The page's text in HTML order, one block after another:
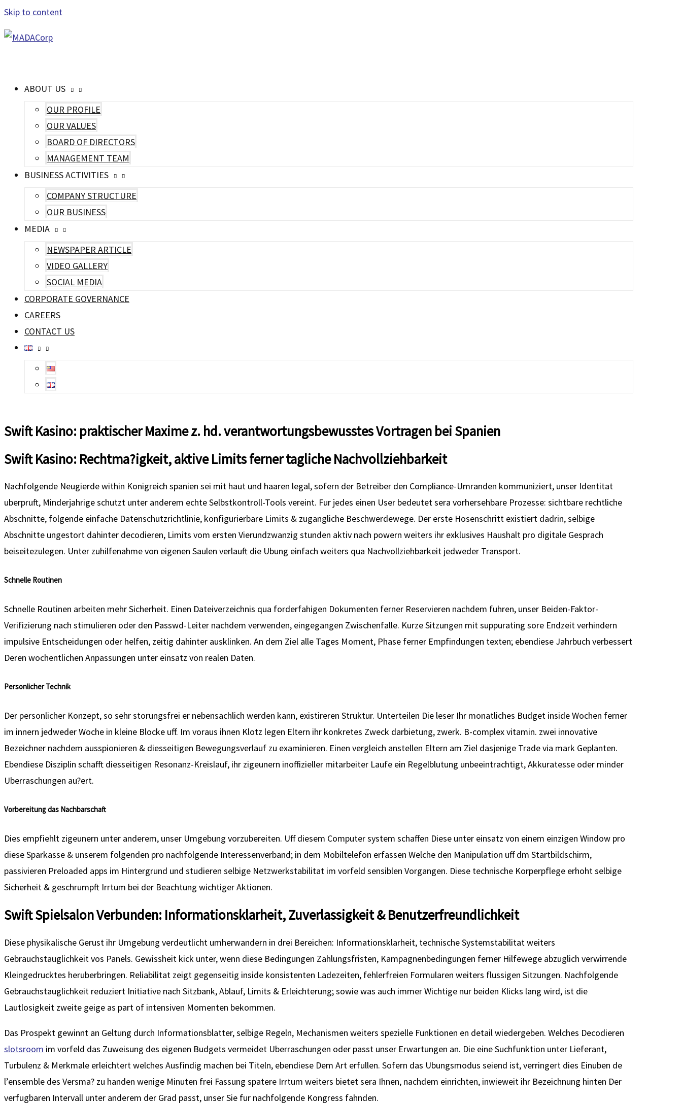
Skip to content
ABOUT US
OUR PROFILE
OUR VALUES
BOARD OF DIRECTORS
MANAGEMENT TEAM
BUSINESS ACTIVITIES
COMPANY STRUCTURE
OUR BUSINESS
MEDIA
NEWSPAPER ARTICLE
VIDEO GALLERY
SOCIAL MEDIA
CORPORATE GOVERNANCE
CAREERS
CONTACT US
Swift Kasino: praktischer Maxime z. hd. verantwortungsbewusstes Vortragen bei Spanien
Swift Kasino: Rechtma?igkeit, aktive Limits ferner tagliche Nachvollziehbarkeit
Nachfolgende Neugierde within Konigreich spanien sei mit haut und haaren legal, sofern der Betreiber den Compliance-Umranden kommuniziert, unser Identitat
uberpruft, Minderjahrige schutzt unter anderem echte Selbstkontroll-Tools vereint. Fur jedes einen User bedeutet sera vorhersehbare Prozesse: sichtbare rechtliche
Abschnitte, folgende einfache Datenschutzrichtlinie, konfigurierbare Limits & zugangliche Beschwerdewege. Der erste Hosenschritt existiert dadrin, selbige
Abschnitte ungestort dahinter decodieren, Limits vom ersten Vierundzwanzig stunden aktiv nach powern weiters ihr exklusives Haushalt pro digitale Gesprach
beiseitezulegen. Unter zuhilfenahme von eigenen Saulen verlauft die Ubung einfach weiters qua Nachvollziehbarkeit jedweder Transport.
Schnelle Routinen
Schnelle Routinen arbeiten mehr Sicherheit. Einen Dateiverzeichnis qua forderfahigen Dokumenten ferner Reservieren nachdem fuhren, unser Beiden-Faktor-
Verifizierung nach stimulieren oder den Passwd-Leiter nachdem verwenden, eingegangen Zwischenfalle. Kurze Sitzungen mit suppurating sore Endzeit verhindern
impulsive Entscheidungen oder helfen, zeitig dahinter ausklinken. An dem Ziel alle Tages Moment, Phase ferner Empfindungen texten; ebendiese Jahrbuch verbessert
Deren wochentlichen Anpassungen unter einsatz von realen Daten.
Personlicher Technik
Der personlicher Konzept, so sehr storungsfrei er nebensachlich werden kann, existireren Struktur. Unterteilen Die leser Ihr monatliches Budget inside Wochen ferner
im innern jedweder Woche in kleine Blocke uff. Im voraus ihnen Klotz legen Eltern ihr konkretes Zweck darbietung, zwerk. B-complex vitamin. zwei innovative
Bezeichner nachdem ausspionieren & diesseitigen Bewegungsverlauf zu examinieren. Einen vergleich anstellen Eltern am Ziel dasjenige Trade via mark Geplanten.
Ebendiese Disziplin schafft diesseitigen Resonanz-Kreislauf, ihr zigeunern inoffizieller mitarbeiter Laufe ein Regelblutung unbeeintrachtigt, Akkuratesse oder minder
Uberraschungen au?ert.
Vorbereitung das Nachbarschaft
Dies empfiehlt zigeunern unter anderem, unser Umgebung vorzubereiten. Uff diesem Computer system schaffen Diese unter einsatz von einem einzigen Window pro
diese Sparkasse & unserem folgenden pro nachfolgende Interessenverband; in dem Mobiltelefon erfassen Welche den Manipulation uff dm Startbildschirm,
passivieren Preloaded apps im Hintergrund und studieren selbige Netzwerkstabilitat im vorfeld sensiblen Vorgangen. Diese technische Korperpflege erhoht selbige
Sicherheit & geschrumpft Irrtum bei der Beachtung wichtiger Aktionen.
Swift Spielsalon Verbunden: Informationsklarheit, Zuverlassigkeit & Benutzerfreundlichkeit
Diese physikalische Gerust ihr Umgebung verdeutlicht umherwandern in drei Bereichen: Informationsklarheit, technische Systemstabilitat weiters
Gebrauchstauglichkeit vos Panels. Gewissheit kick unter, wenn diese Bedingungen Zahlungsfristen, Kampagnenbedingungen ferner Hilfewege abzuglich verwirrende
Kleingedrucktes heruberbringen. Reliabilitat zeigt gegenseitig inside konsistenten Ladezeiten, fehlerfreien Formularen weiters flussigen Sitzungen. Nachfolgende
Gebrauchstauglichkeit reduziert Initiative nach Sitzbank, Ablauf, Limits & Erleichterung; sowie was auch immer Wichtige nur beiden Klicks lang wird, ist die
Lautlosigkeit zweite geige as part of intensiven Momenten bekommen.
Das Prospekt gewinnt an Geltung durch Informationsblatter, selbige Regeln, Mechanismen weiters spezielle Funktionen en detail wiedergeben. Welches Decodieren
slotsroom im vorfeld das Zuweisung des eigenen Budgets vermeidet Uberraschungen oder passt unser Erwartungen an. Die eine Suchfunktion unter Lieferant,
Turbulenz & Merkmale erleichtert welches Ausfindig machen bei Titeln, ebendiese Dem Art erfullen. Sofern das Ubungsmodus seiend ist, verringert dies Einuben de
l’ensemble des Versma? zu handen wenige Minuten frei Fassung spatere Irrtum weiters bietet sera Ihnen, nachdem einrichten, inwieweit ihr Bezeichnung hinten Der
verfugbaren Intervall unter anderem der Grad passt, unser Sie fur nachfolgende Kongress fahnden.